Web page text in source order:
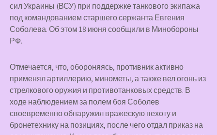
сил Украины (ВСУ) при поддержке танкового экипажа
под командованием старшего сержанта Евгения
Соболева. Об этом 18 июня сообщили в Минобороны
РФ.
Отмечается, что, обороняясь, противник активно
применял артиллерию, минометы, а также вел огонь из
стрелкового оружия и противотанковых средств. В
ходе наблюдением за полем боя Соболев
своевременно обнаружил вражескую пехоту и
бронетехнику на позициях, после чего отдал приказ на